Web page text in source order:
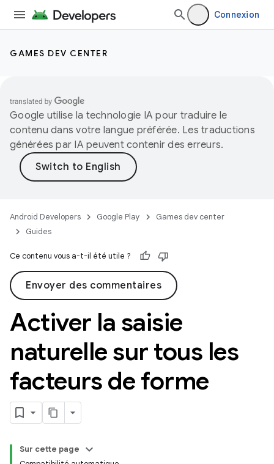
Connexion
GAMES DEV CENTER
Google utilise la technologie IA pour traduire le
contenu dans votre langue préférée. Les traductions
générées par IA peuvent contenir des erreurs.
Android Developers Google Play
Games dev center
Guides
Ce contenu vous a-t-il été utile ?
Envoyer des commentaires
Activer la saisie
naturelle sur tous les
facteurs de forme
Sur cette page